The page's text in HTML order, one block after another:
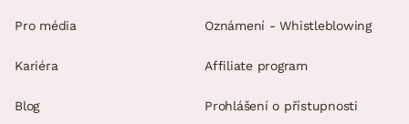
Pro média
Kariéra
Blog
Oznámení - Whistleblowing
Affiliate program
Prohlášení o přístupnosti